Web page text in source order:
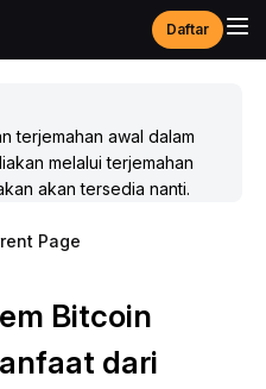
Daftar
terjemahan awal dalam
melalui terjemahan
akan tersedia nanti.
Page
Bitcoin
dari